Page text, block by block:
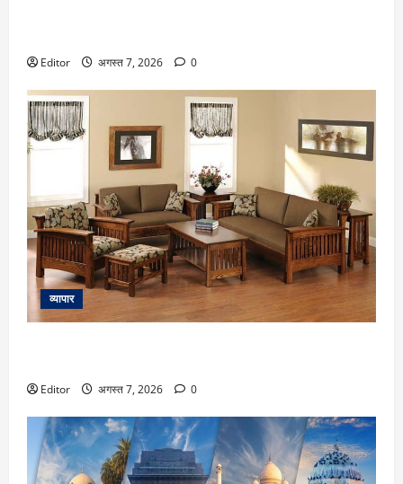
Editor अगस्त 7, 2026 0
व्यापार
Editor अगस्त 7, 2026 0